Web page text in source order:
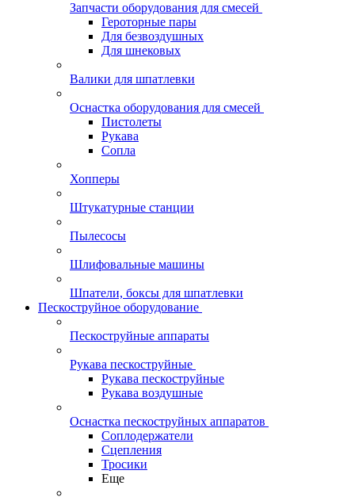
Запчасти оборудования для смесей
Героторные пары
Для безвоздушных
Для шнековых
Валики для шпатлевки
Оснастка оборудования для смесей
Пистолеты
Рукава
Сопла
Хопперы
Штукатурные станции
Пылесосы
Шлифовальные машины
Шпатели, боксы для шпатлевки
Пескоструйное оборудование
Пескоструйные аппараты
Рукава пескоструйные
Рукава пескоструйные
Рукава воздушные
Оснастка пескоструйных аппаратов
Соплодержатели
Сцепления
Тросики
Еще